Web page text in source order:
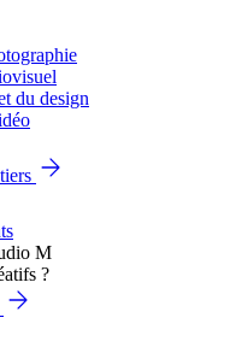
du design
?